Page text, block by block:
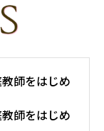
教師をはじめ
教師をはじめ